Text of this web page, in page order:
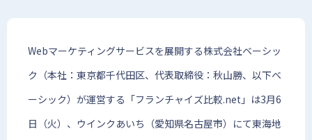
Webマーケティングサービスを展開する株式会社ベーシッ
ク（本社：東京都千代田区、代表取締役：秋山勝、以下ベ
ーシック）が運営する「フランチャイズ比較.net」は3月6
日（火）、ウインクあいち（愛知県名古屋市）にて東海地